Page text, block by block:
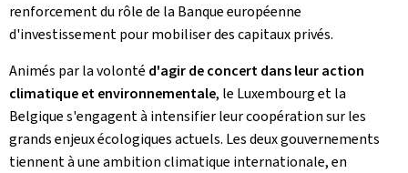
renforcement du rôle de la Banque européenne
d'investissement pour mobiliser des capitaux privés.
Animés par la volonté d'agir de concert dans leur action
climatique et environnementale, le Luxembourg et la
Belgique s'engagent à intensifier leur coopération sur les
grands enjeux écologiques actuels. Les deux gouvernements
tiennent à une ambition climatique internationale, en